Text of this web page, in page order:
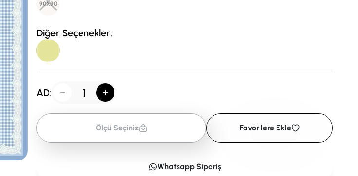
90X90
Diğer Seçenekler:
AD:
Ölçü Seçiniz Favorilere Ekle
Whatsapp Sipariş